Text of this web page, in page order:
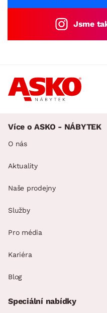
Jsme
Více o ASKO - NÁBYTEK
O nás
Aktuality
Naše prodejny
Služby
Pro média
Kariéra
Blog
Speciální nabídky